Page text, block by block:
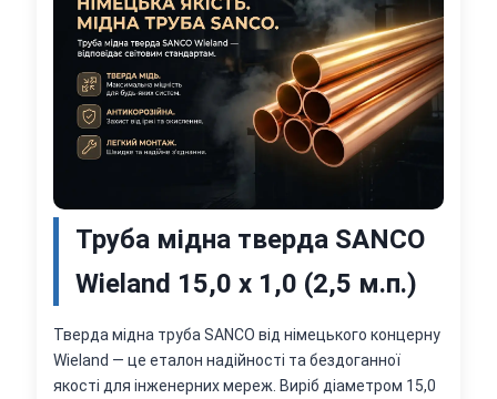
Труба мідна тверда SANCO
Wieland 15,0 x 1,0 (2,5 м.п.)
Тверда мідна труба SANCO від німецького концерну
Wieland — це еталон надійності та бездоганної
якості для інженерних мереж. Виріб діаметром 15,0